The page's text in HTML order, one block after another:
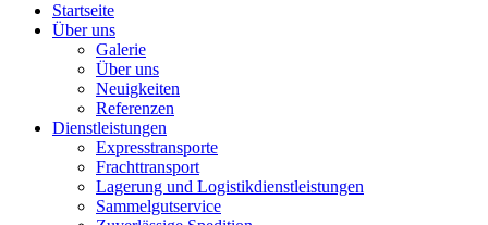
Startseite
Über uns
Galerie
Über uns
Neuigkeiten
Referenzen
Dienstleistungen
Expresstransporte
Frachttransport
Lagerung und Logistikdienstleistungen
Sammelgutservice